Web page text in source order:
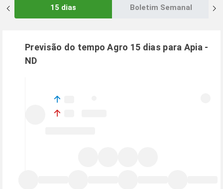
15 dias Boletim Semanal
Previsão do tempo Agro 15 dias para Apia -
ND